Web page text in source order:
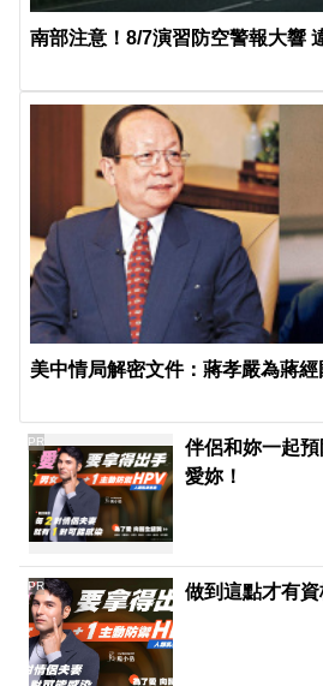
南部注意！8/7演習防空警報大響
美中情局解密文件：蔣孝嚴為蔣經
伴侶和妳一起
愛妳！
PR
做到這點才有
PR